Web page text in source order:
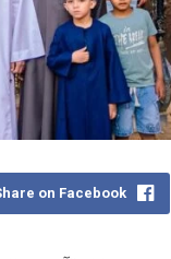
on Facebook